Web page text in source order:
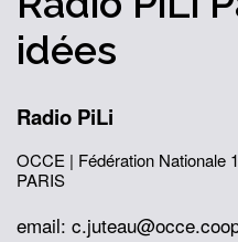
idées
Radio PiLi
OCCE | Fédération Nationale
PARIS
email: